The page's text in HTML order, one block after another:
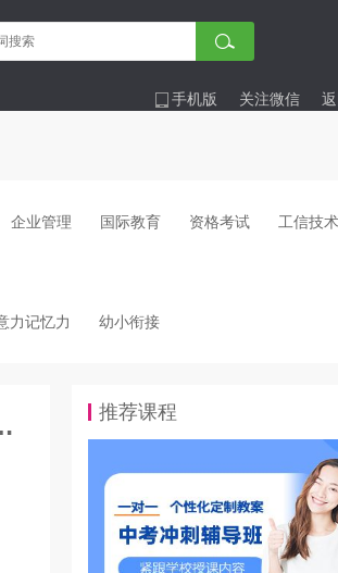
手机版 关注微信
企业管理 国际教育 资格考试 工信技术
力记忆力 幼小衔接
考生怎么报名？ 推荐课程